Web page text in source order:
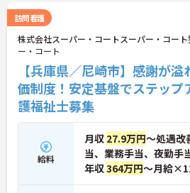
けて資格取得に挑戦できます。
◆法人独自の介護技術認定制度「ケアマ
により、身につけたスキルを5段階でし
し手当で還元。さらに「目標管理シート
月1回の上司との面談があり、一人ひと
目標に寄り添う手厚いフォロー体制が整
す。
訪問看護
株式会社スーパー・コートスーパー・コート
ー・コート
【兵庫県／尼崎市】感謝が
価制度！安定基盤でステッ
護福祉士募集
給料
月収 27.9万円～処遇改
当、業務手当、夜勤手
年収364万円～月給